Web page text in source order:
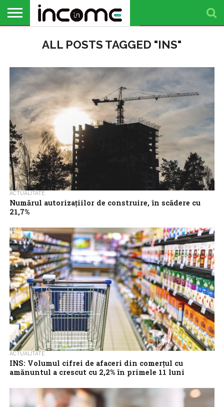
PROFIL DE
ANTREPRENOR
BUSINESS
ANALIZE
FINANȚE
PERSONALEALL POSTS TAGGED "INS"
ACTUALITATE
Numărul autorizaţiilor de construire, în scădere cu
21,7%
eliberate în primele 11 luni din 2023 s-a ridicat la 32.096, în
scădere cu 21,7%...
ACTUALITATE
INS: Volumul cifrei de afaceri din comerţul cu
amănuntul a crescut cu 2,2% în primele 11 luni
comerţului cu autovehicule şi motociclete) a crescut în primele
11 luni, faţă...